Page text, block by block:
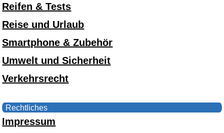
Reifen & Tests
Reise und Urlaub
Smartphone & Zubehör
Umwelt und Sicherheit
Verkehrsrecht
Rechtliches
Impressum